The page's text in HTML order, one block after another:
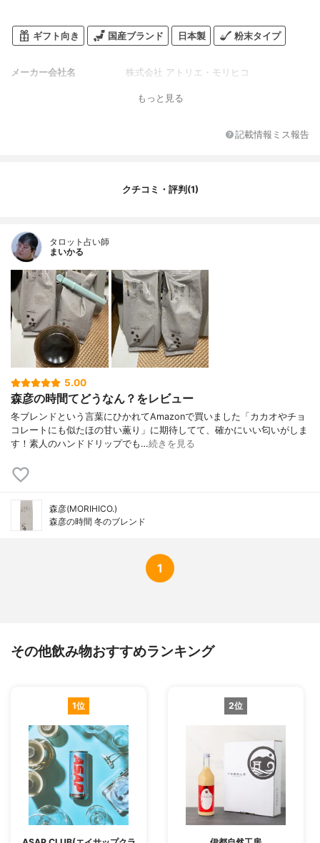
ギフト向き 国産ブランド 日本製 粉末タイプ
メーカー会社名 株式会社 アトリエ・モリヒコ
もっと見る
記載情報ミス報告
クチコミ・評判(1)
タロット占い師
まいかる
5.00
森彦の時間てどうなん？をレビュー
冬ブレンドという言葉にひかれてAmazonで買いました「カカオやチョ
コレートにも似たほの甘い薫り」に期待してて、確かにいい匂いがしま
す！素人のハンドドリップでも…続きを見る
森彦(MORIHICO.)
森彦の時間 冬のブレンド
1
その他飲み物おすすめランキング
1位 2位